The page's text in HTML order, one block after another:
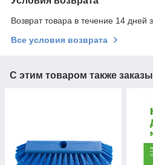
Возврат товара в течение 14 дней
Все условия возврата
С этим товаром также